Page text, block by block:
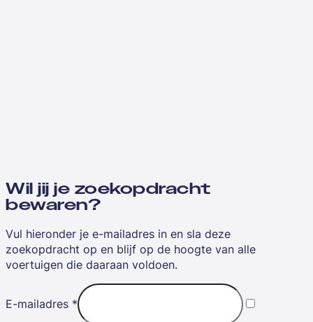
Wil jij je zoekopdracht
bewaren?
Vul hieronder je e-mailadres in en sla deze
zoekopdracht op en blijf op de hoogte van alle
voertuigen die daaraan voldoen.
E-mailadres *